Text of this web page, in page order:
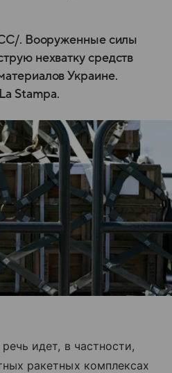
. Вооруженные силы
нехватку средств
Украине.
Stampa.
идет, в частности,
ракетных комплексах